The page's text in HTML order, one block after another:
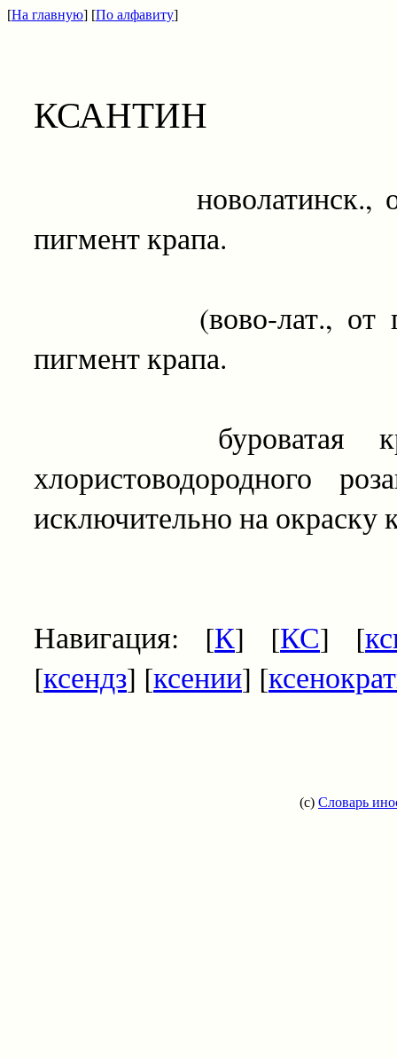
[На главную] [По алфавиту]
КСАНТИН
новолатинск., от
пигмент крапа.
(вово-лат., от
пигмент крапа.
буроватая
хлористоводородного
исключительно на окраску
Навигация: [К] [КС] [
[ксендз] [ксении] [
(c) Словарь